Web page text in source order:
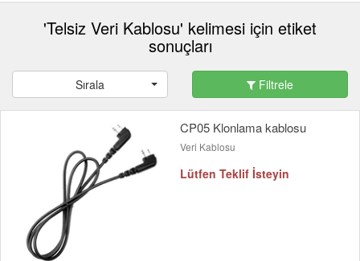
'Telsiz Veri Kablosu' kelimesi için etiket
sonuçları
Sırala Filtrele
CP05 Klonlama kablosu
Veri Kablosu
Lütfen Teklif İsteyin